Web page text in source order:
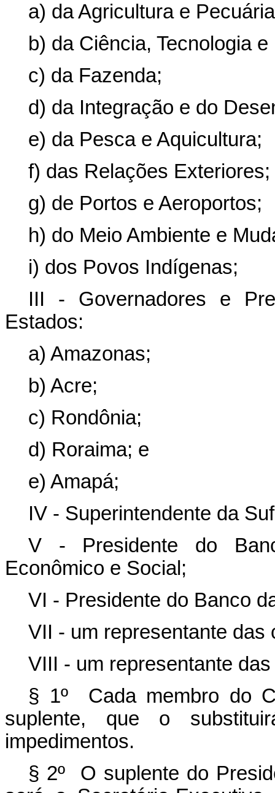
a) da Agricultura e
b) da Ciência, Tecnologia
c) da Fazenda;
d) da Integração e do
e) da Pesca e Aquicultura;
f) das Relações Exteriores;
g) de Portos e Aeroportos;
h) do Meio Ambiente e
i) dos Povos Indígenas;
III - Governadores e
Estados:
a) Amazonas;
b) Acre;
c) Rondônia;
d) Roraima; e
e) Amapá;
IV - Superintendente da
V - Presidente do
Econômico e Social;
VI - Presidente do Banco
VII - um representante das
VIII - um representante
§ 1º Cada membro do
suplente, que o
impedimentos.
§ 2º O suplente do